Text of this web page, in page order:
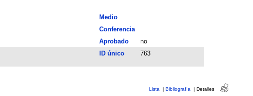
Medio
Conferencia
Aprobado
no
ID único 763
Lista | Bibliografía | Detalles